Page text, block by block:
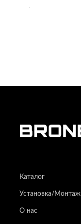
Каталог
Установка/Монтаж
О нас